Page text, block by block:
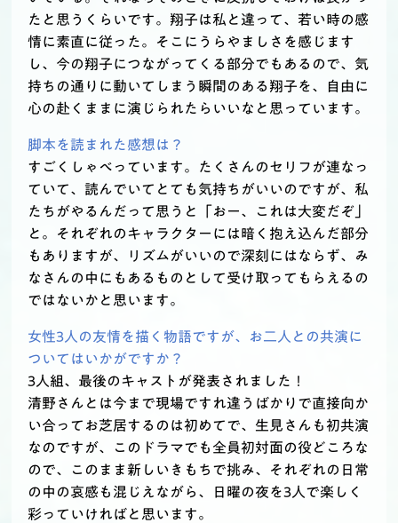
たと思うくらいです。翔子は私と違って、若い時の感
情に素直に従った。そこにうらやましさを感じます
し、今の翔子につながってくる部分でもあるので、気
持ちの通りに動いてしまう瞬間のある翔子を、自由に
心の赴くままに演じられたらいいなと思っています。
脚本を読まれた感想は？
すごくしゃべっています。たくさんのセリフが連なっ
ていて、読んでいてとても気持ちがいいのですが、私
たちがやるんだって思うと「おー、これは大変だぞ」
と。それぞれのキャラクターには暗く抱え込んだ部分
もありますが、リズムがいいので深刻にはならず、み
なさんの中にもあるものとして受け取ってもらえるの
ではないかと思います。
女性3人の友情を描く物語ですが、お二人との共演に
ついてはいかがですか？
3人組、最後のキャストが発表されました！
清野さんとは今まで現場ですれ違うばかりで直接向か
い合ってお芝居するのは初めてで、生見さんも初共演
なのですが、このドラマでも全員初対面の役どころな
ので、このまま新しいきもちで挑み、それぞれの日常
の中の哀感も混じえながら、日曜の夜を3人で楽しく
彩っていければと思います。